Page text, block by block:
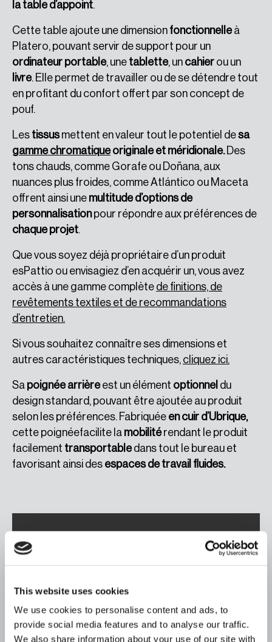
This website uses cookies
We use cookies to personalise content and ads, to
provide social media features and to analyse our traffic.
We also share information about your use of our site with
la table d’appoint.
Cette table ajoute une dimension fonctionnelleà
Platero, pouvant servir de support pour un
ordinateur portable, une tablette, un cahier ou un
livre. Elle permet de travailler ou de se détendre tout
en profitant du confort offert par son concept de
pouf.
Les tissusmettent en valeur tout le potentiel desa
gamme chromatiqueoriginale et méridionale. Des
tons chauds, comme Gorafe ou Doñana, aux
nuances plus froides, comme Atlántico ou Maceta
offrent ainsi une multitude d’options de
personnalisationpour répondre aux préférences de
chaque projet.
Que vous soyez déjà propriétaire d’un produit
esPattio ou envisagiez d’en acquérir un, vous avez
accès à une gamme complète de finitions, de
revêtements textiles et de recommandations
d’entretien.
Si vous souhaitez connaître ses dimensions et
autres caractéristiques techniques, cliquez ici.
Sa poignée arrièreest un élément optionnel du
design standard, pouvant être ajoutée au produit
selon les préférences. Fabriquée en cuir d’Ubrique,
cette poignéefacilite la mobilitérendant le produit
facilement transportabledans tout le bureau et
favorisant ainsi des espaces de travail fluides.